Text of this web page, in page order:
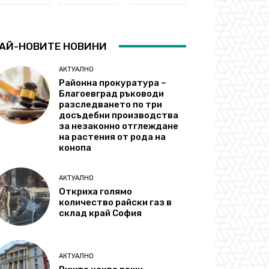
НОВИТЕ НОВИНИ
АКТУАЛНО
Районна прокуратура –
Благоевград ръководи
разследването по три
досъдебни производства
за незаконно отглеждане
на растения от рода на
конопа
АКТУАЛНО
Откриха голямо
количество райски газ в
склад край София
АКТУАЛНО